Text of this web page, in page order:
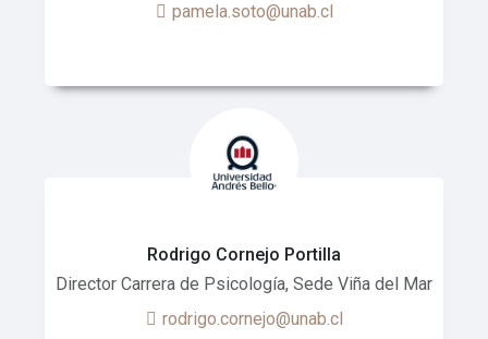
pamela.soto@unab.cl
Rodrigo Cornejo Portilla
Director Carrera de Psicología, Sede Viña del Mar
rodrigo.cornejo@unab.cl